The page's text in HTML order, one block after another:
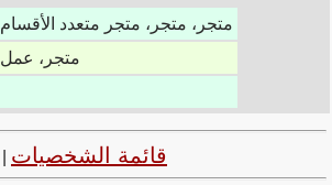
متجر، متجر، متجر متعدد الأقسام
متجر، عمل
قائمة الشخصيات